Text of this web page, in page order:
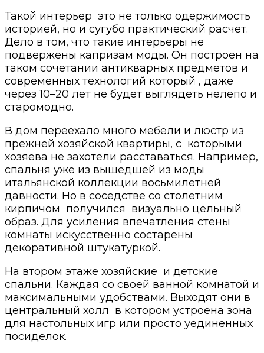
Такой интерьер это не только одержимость
историей, но и сугубо практический расчет.
Дело в том, что такие интерьеры не
подвержены капризам моды. Он построен на
таком сочетании антикварных предметов и
современных технологий который , даже
через 10–20 лет не будет выглядеть нелепо и
старомодно.
В дом переехало много мебели и люстр из
прежней хозяйской квартиры, с которыми
хозяева не захотели расставаться. Например,
спальня уже из вышедшей из моды
итальянской коллекции восьмилетней
давности. Но в соседстве со столетним
кирпичом получился визуально цельный
образ. Для усиления впечатления стены
комнаты искусственно состарены
декоративной штукатуркой.
На втором этаже хозяйские и детские
спальни. Каждая со своей ванной комнатой и
максимальными удобствами. Выходят они в
центральный холл в котором устроена зона
для настольных игр или просто уединенных
посиделок.